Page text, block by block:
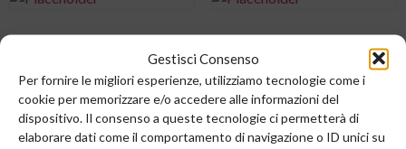
Gestisci Consenso
Per fornire le migliori esperienze, utilizziamo tecnologie come i
cookie per memorizzare e/o accedere alle informazioni del
dispositivo. Il consenso a queste tecnologie ci permetterà di
elaborare dati come il comportamento di navigazione o ID unici su
COND.CER.S 10NF X7R 10%
0,00€
Add to cart
COND.CER.S 10NF X7R 5%
50V 0603
0,00€
Add to cart